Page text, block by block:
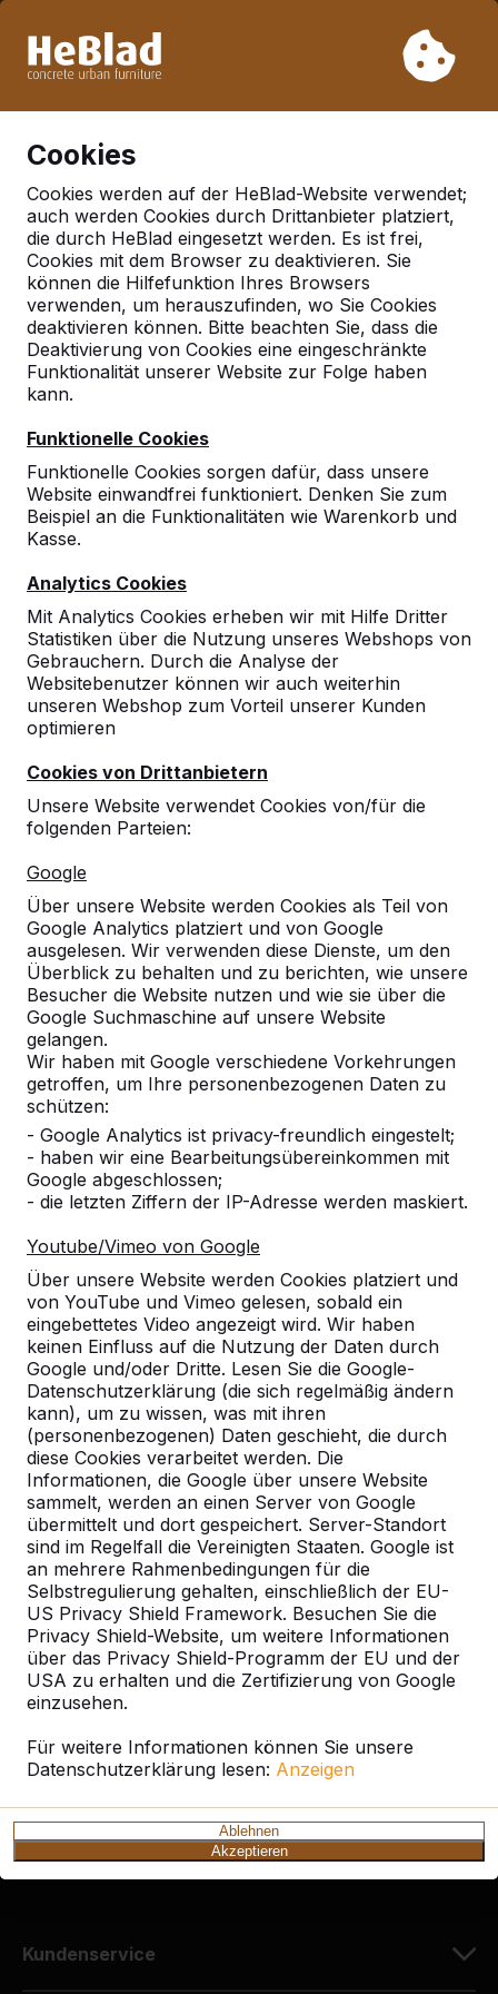
Woche 33 nicht. Bitte berücksichtigen Sie daher längere
Cookies
Cookies werden auf der HeBlad-Website verwendet;
auch werden Cookies durch Drittanbieter platziert,
die durch HeBlad eingesetzt werden. Es ist frei,
Cookies mit dem Browser zu deaktivieren. Sie
können die Hilfefunktion Ihres Browsers
verwenden, um herauszufinden, wo Sie Cookies
deaktivieren können. Bitte beachten Sie, dass die
Deaktivierung von Cookies eine eingeschränkte
Funktionalität unserer Website zur Folge haben
kann.
Funktionelle Cookies
Funktionelle Cookies sorgen dafür, dass unsere
Website einwandfrei funktioniert. Denken Sie zum
Beispiel an die Funktionalitäten wie Warenkorb und
Kasse.
Analytics Cookies
Mit Analytics Cookies erheben wir mit Hilfe Dritter
Statistiken über die Nutzung unseres Webshops von
Gebrauchern. Durch die Analyse der
Websitebenutzer können wir auch weiterhin
unseren Webshop zum Vorteil unserer Kunden
optimieren
Cookies von Drittanbietern
Unsere Website verwendet Cookies von/für die
folgenden Parteien:
Google
Über unsere Website werden Cookies als Teil von
Google Analytics platziert und von Google
ausgelesen. Wir verwenden diese Dienste, um den
Überblick zu behalten und zu berichten, wie unsere
Besucher die Website nutzen und wie sie über die
Google Suchmaschine auf unsere Website
gelangen.
Wir haben mit Google verschiedene Vorkehrungen
getroffen, um Ihre personenbezogenen Daten zu
schützen:
- Google Analytics ist privacy-freundlich eingestelt;
- haben wir eine Bearbeitungsübereinkommen mit
Google abgeschlossen;
- die letzten Ziffern der IP-Adresse werden maskiert.
Youtube/Vimeo von Google
Über unsere Website werden Cookies platziert und
von YouTube und Vimeo gelesen, sobald ein
eingebettetes Video angezeigt wird. Wir haben
keinen Einfluss auf die Nutzung der Daten durch
Google und/oder Dritte. Lesen Sie die Google-
Datenschutzerklärung (die sich regelmäßig ändern
kann), um zu wissen, was mit ihren
(personenbezogenen) Daten geschieht, die durch
diese Cookies verarbeitet werden. Die
Informationen, die Google über unsere Website
sammelt, werden an einen Server von Google
übermittelt und dort gespeichert. Server-Standort
sind im Regelfall die Vereinigten Staaten. Google ist
an mehrere Rahmenbedingungen für die
Selbstregulierung gehalten, einschließlich der EU-
US Privacy Shield Framework. Besuchen Sie die
Privacy Shield-Website, um weitere Informationen
über das Privacy Shield-Programm der EU und der
USA zu erhalten und die Zertifizierung von Google
einzusehen.
Für weitere Informationen können Sie unsere
Datenschutzerklärung lesen: Anzeigen
Ablehnen
Akzeptieren
Deutschland
Referenties in:
Rosenheim
Geen reviews gevonden voor deze
Referenzen
Unsere Produkte finden Sie in ganz Europa
und darüber hinaus. Sehen Sie hier, wo Sie
ein HeBlad-Produkt in Ihrer Nähe finden.
Produkt
Alles anzeigen
Kategorie
Alles anzeigen
Ort oder Postleitzahl suchen
Zie ook
Kolbermoor
Kontakt
HeBlad Deutschland
Diekerstraße 97
42781 Haan
+49 212 934 77 25
info@HeBlad.de
Kundenservice